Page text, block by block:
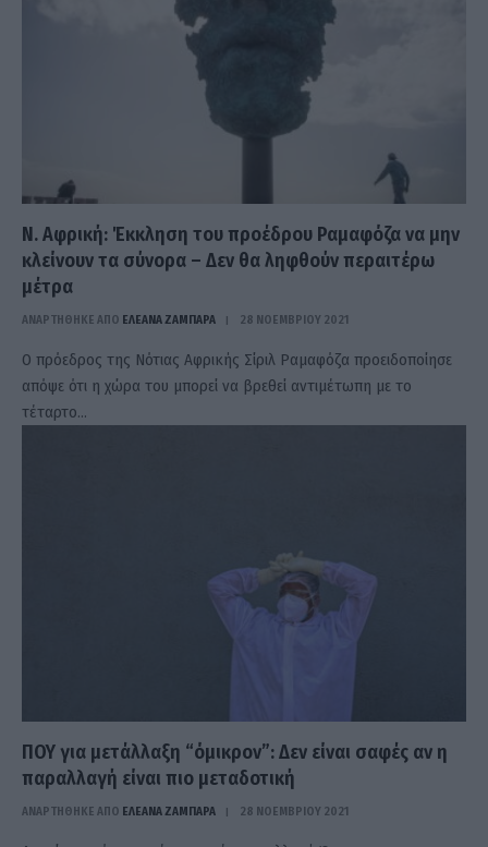
Ν. Αφρική: Έκκληση του προέδρου Ραμαφόζα να μην
κλείνουν τα σύνορα – Δεν θα ληφθούν περαιτέρω
μέτρα
ΑΝΑΡΤΗΘΗΚΕ ΑΠΟ ΕΛΕΑΝΑ ΖΑΜΠΑΡΑ 28 ΝΟΕΜΒΡΊΟΥ 2021
Ο πρόεδρος της Νότιας Αφρικής Σίριλ Ραμαφόζα προειδοποίησε
απόψε ότι η χώρα του μπορεί να βρεθεί αντιμέτωπη με το
τέταρτο…
ΠΟΥ για μετάλλαξη “όμικρον”: Δεν είναι σαφές αν η
παραλλαγή είναι πιο μεταδοτική
ΑΝΑΡΤΗΘΗΚΕ ΑΠΟ ΕΛΕΑΝΑ ΖΑΜΠΑΡΑ 28 ΝΟΕΜΒΡΊΟΥ 2021